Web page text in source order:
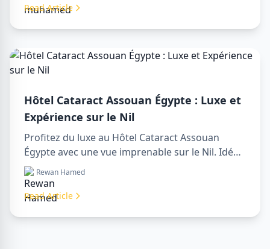
le Nil et de nos services touristiques premium.
Read Article
Hôtel Cataract Assouan Égypte : Luxe et
Expérience sur le Nil
Profitez du luxe au Hôtel Cataract Assouan
Égypte avec une vue imprenable sur le Nil. Idéal
pour organiser un sharm to luxor day trip,
réserver via un luxor travel agency ou engager
un luxor tour guide. Confort, culture et aventure
Rewan Hamed
Read Article